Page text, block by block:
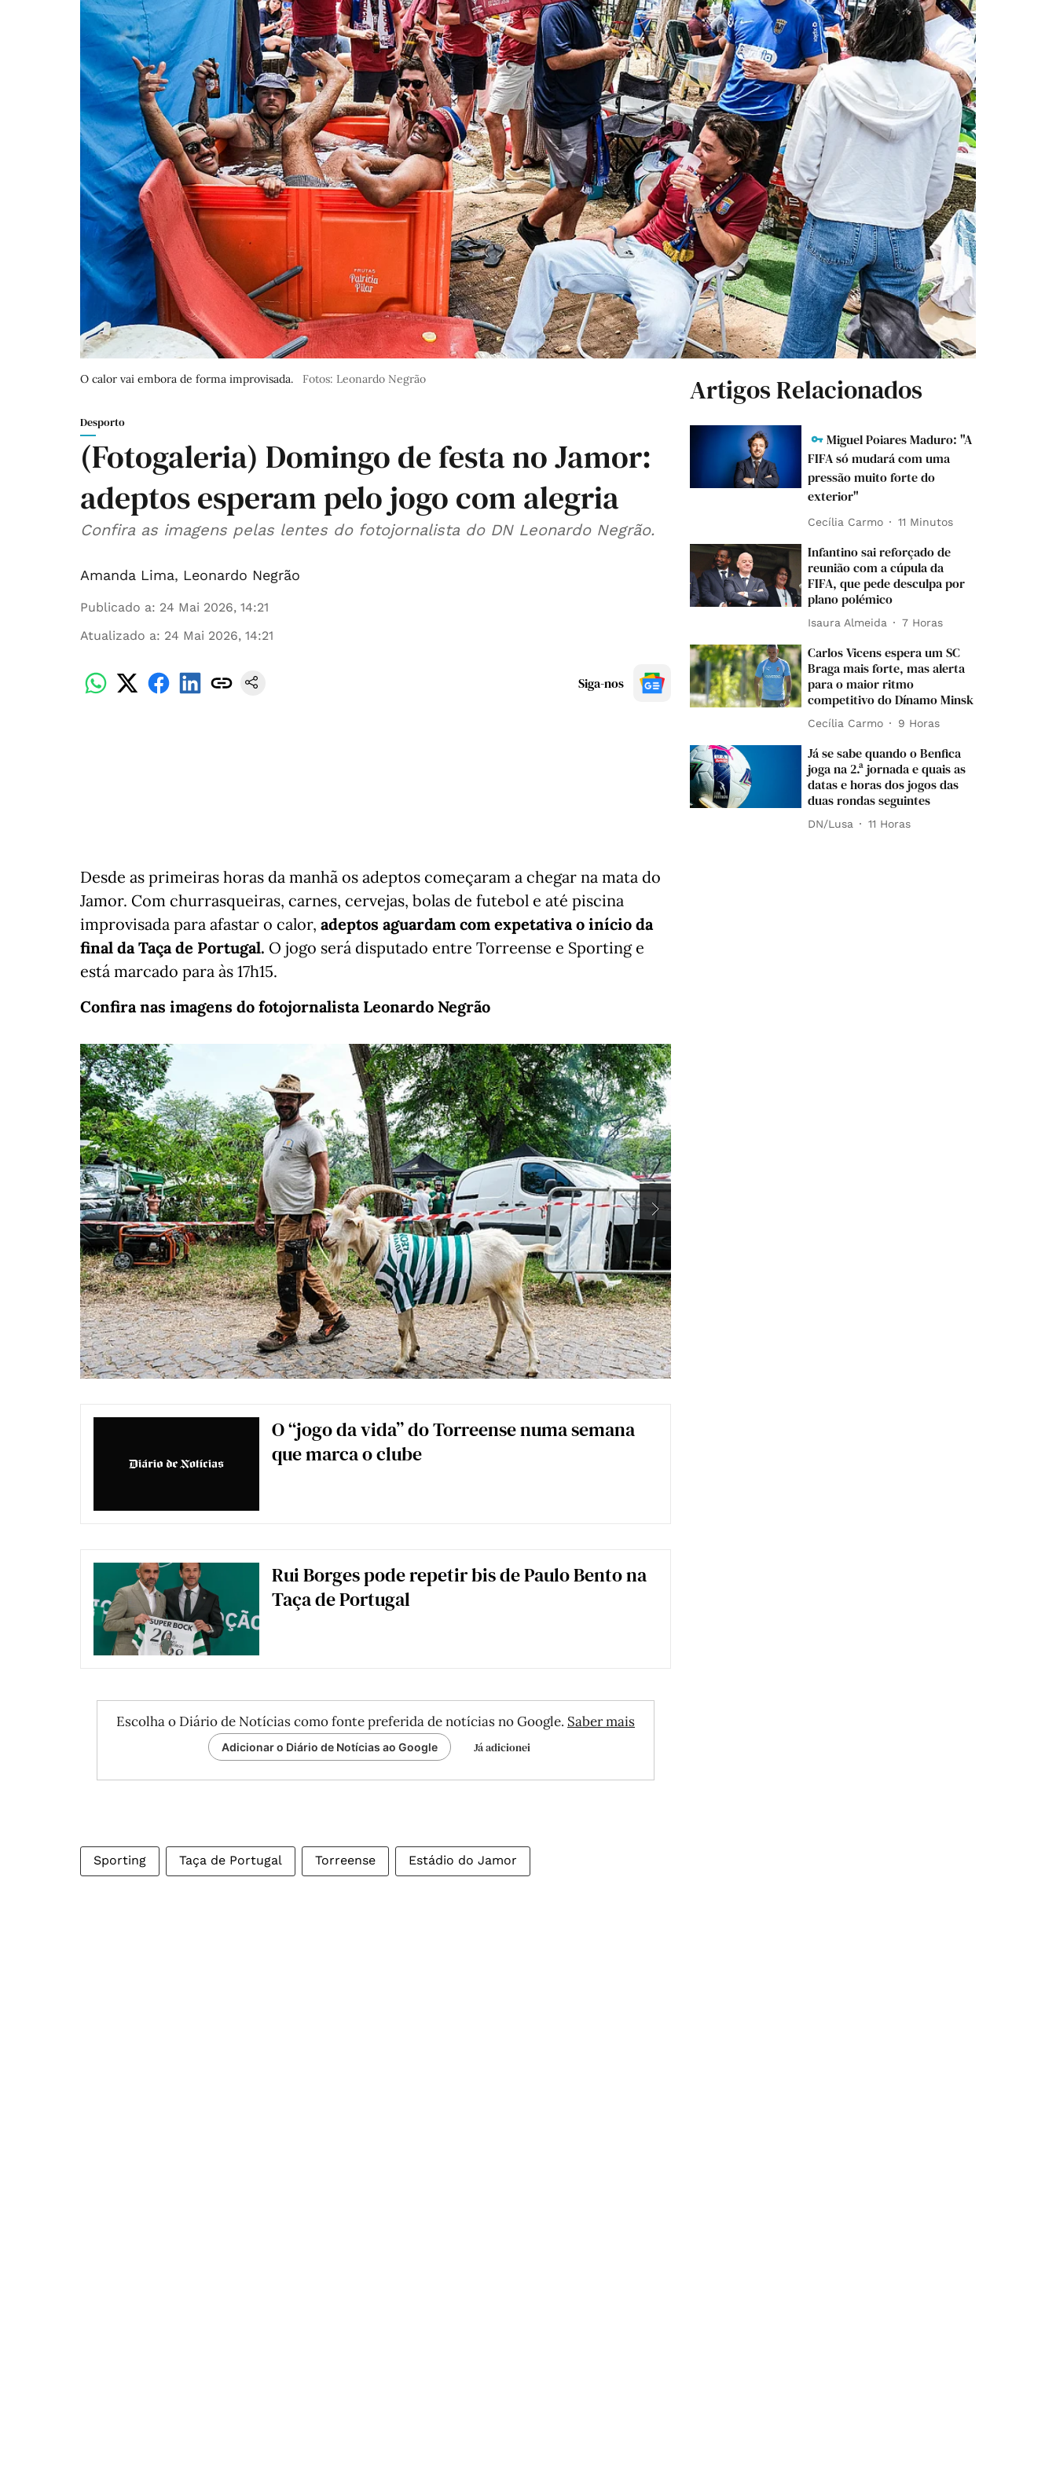
O calor vai embora de forma improvisada. Fotos: Leonardo Negrão
Desporto
(Fotogaleria) Domingo de festa no Jamor:
adeptos esperam pelo jogo com alegria
Confira as imagens pelas lentes do fotojornalista do DN Leonardo Negrão.
Amanda Lima, Leonardo Negrão
Publicado a: 24 Mai 2026, 14:21
Atualizado a: 24 Mai 2026, 14:21
Siga-nos
Desde as primeiras horas da manhã os adeptos começaram a chegar na mata do
Jamor. Com churrasqueiras, carnes, cervejas, bolas de futebol e até piscina
improvisada para afastar o calor, adeptos aguardam com expetativa o início da
final da Taça de Portugal. O jogo será disputado entre Torreense e Sporting e
está marcado para às 17h15.
Confira nas imagens do fotojornalista Leonardo Negrão
O “jogo da vida” do Torreense numa semana
que marca o clube
Rui Borges pode repetir bis de Paulo Bento na
Taça de Portugal
Escolha o Diário de Notícias como fonte preferida de notícias no Google. Saber mais
Adicionar o Diário de Notícias ao Google Já adicionei
Sporting Taça de Portugal Torreense Estádio do Jamor
Artigos Relacionados
Miguel Poiares Maduro: "A
FIFA só mudará com uma
pressão muito forte do
exterior"
Cecília Carmo 11 Minutos
Infantino sai reforçado de
reunião com a cúpula da
FIFA, que pede desculpa por
plano polémico
Isaura Almeida 7 Horas
Carlos Vicens espera um SC
Braga mais forte, mas alerta
para o maior ritmo
competitivo do Dínamo Minsk
Cecília Carmo 9 Horas
Já se sabe quando o Benfica
joga na 2.ª jornada e quais as
datas e horas dos jogos das
duas rondas seguintes
DN/Lusa 11 Horas